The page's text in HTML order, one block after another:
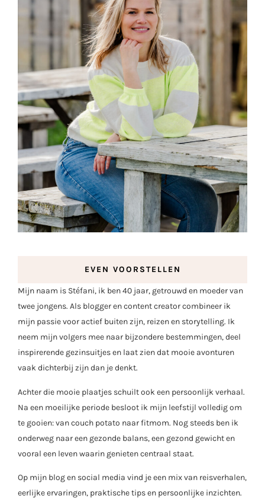
EVEN VOORSTELLEN
Mijn naam is Stéfani, ik ben 40 jaar, getrouwd en moeder van
twee jongens. Als blogger en content creator combineer ik
mijn passie voor actief buiten zijn, reizen en storytelling. Ik
neem mijn volgers mee naar bijzondere bestemmingen, deel
inspirerende gezinsuitjes en laat zien dat mooie avonturen
vaak dichterbij zijn dan je denkt.
Achter die mooie plaatjes schuilt ook een persoonlijk verhaal.
Na een moeilijke periode besloot ik mijn leefstijl volledig om
te gooien: van couch potato naar fitmom. Nog steeds ben ik
onderweg naar een gezonde balans, een gezond gewicht en
vooral een leven waarin genieten centraal staat.
Op mijn blog en social media vind je een mix van reisverhalen,
eerlijke ervaringen, praktische tips en persoonlijke inzichten.